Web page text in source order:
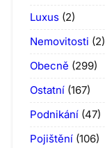
Luxus (2)
Nemovitosti (2)
Obecně (299)
Ostatní (167)
Podnikání (47)
Pojištění (106)